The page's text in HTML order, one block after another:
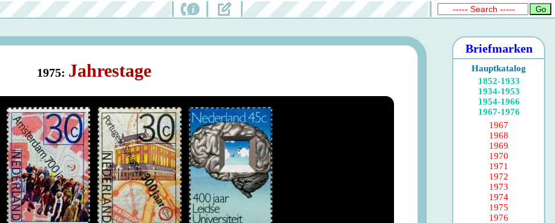
1975: Jahrestage
Briefmarken
Hauptkatalog
1852-1933
1934-1953
1954-1966
1967-1976
1967
1968
1969
1970
1971
1972
1973
1974
1975
1976